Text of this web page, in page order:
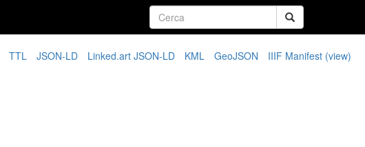
TTL JSON-LD Linked.art JSON-LD KML GeoJSON IIIF Manifest (view)